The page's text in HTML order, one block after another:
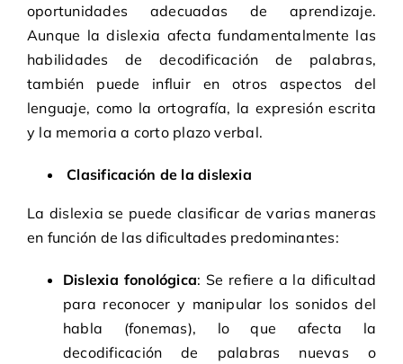
oportunidades adecuadas de aprendizaje.
Aunque la dislexia afecta fundamentalmente las
habilidades de decodificación de palabras,
también puede influir en otros aspectos del
lenguaje, como la ortografía, la expresión escrita
y la memoria a corto plazo verbal.
Clasificación de la dislexia
La dislexia se puede clasificar de varias maneras
en función de las dificultades predominantes:
Dislexia fonológica: Se refiere a la dificultad
para reconocer y manipular los sonidos del
habla (fonemas), lo que afecta la
decodificación de palabras nuevas o